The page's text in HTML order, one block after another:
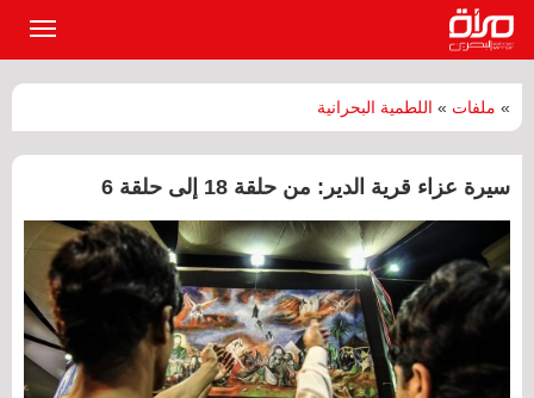
» ملفات » اللطمية البحرانية
سيرة عزاء قرية الدير: من حلقة 18 إلى حلقة 6